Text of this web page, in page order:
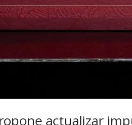
actualizar